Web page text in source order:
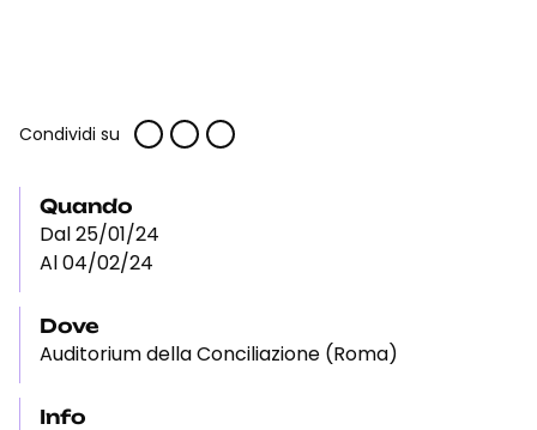
Condividi su
Quando
Dal 25/01/24
Al 04/02/24
Dove
Auditorium della Conciliazione (Roma)
Info